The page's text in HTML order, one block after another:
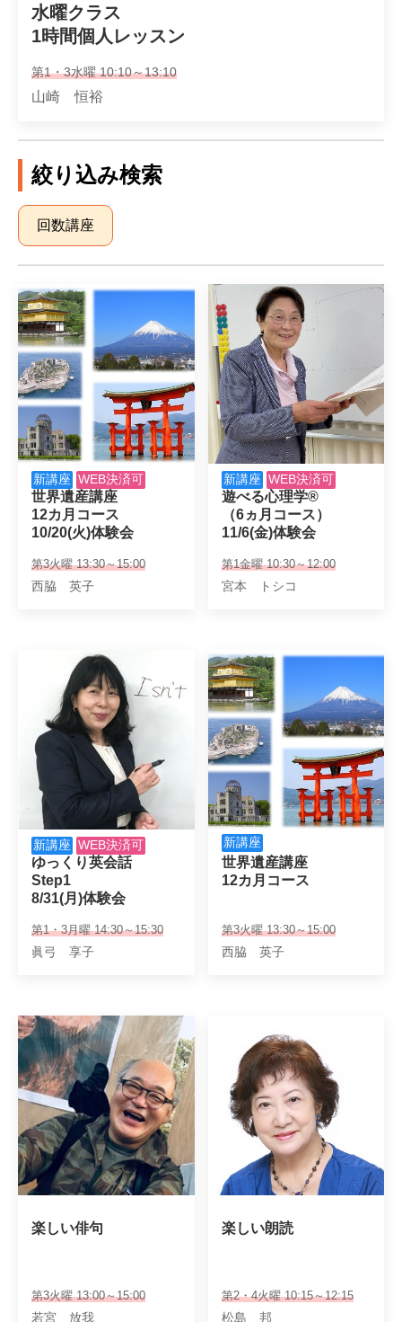
水曜クラス
1時間個人レッスン
第1・3水曜 10:10～13:10
山崎 恒裕
絞り込み検索
回数講座
新講座 WEB決済可
世界遺産講座
12カ月コース
10/20(火)体験会
第3火曜 13:30～15:00
西脇 英子
新講座 WEB決済可
遊べる心理学®
（6ヵ月コース）
11/6(金)体験会
第1金曜 10:30～12:00
宮本 トシコ
新講座 WEB決済可
ゆっくり英会話
Step1
8/31(月)体験会
第1・3月曜 14:30～15:30
眞弓 享子
新講座
世界遺産講座
12カ月コース
第3火曜 13:30～15:00
西脇 英子
楽しい俳句
第3火曜 13:00～15:00
若宮 放我
楽しい朗読
第2・4火曜 10:15～12:15
松島 邦